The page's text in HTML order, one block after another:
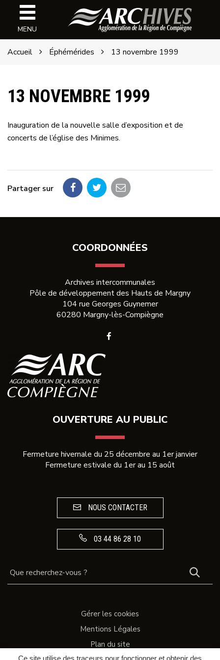
Gestion des traceurs
Ce site utilise des traceurs pour fonctionner et obtenir des
MENU
Archives
l'ARC
Accueil Éphémérides 13 novembre 1999
13 NOVEMBRE 1999
Inauguration de la nouvelle salle d’exposition et de
concerts de l’église des Minimes.
Partager sur
Partager
Facebook
Partager
Twitter
Partager
email
COORDONNÉES
Archives intercommunales
Pôle de développement des Hauts de Margny
104 rue Georges Guynemer
60280 Margny-lès-Compiègne
OUVERTURE AU PUBLIC
Fermeture hivernale du 25 décembre au 1er janvier
Fermeture estivale du 1er au 15 août
NOUS CONTACTER
03 44 86 28 10
Gérer les cookies
Mentions Légales
Plan du site